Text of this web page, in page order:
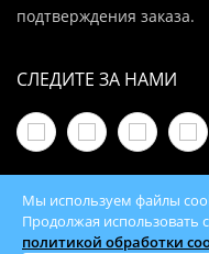
подтверждения заказа.
СЛЕДИТЕ ЗА НАМИ
© 2026
Мы используем файлы
Продолжая использовать
политикой обработки